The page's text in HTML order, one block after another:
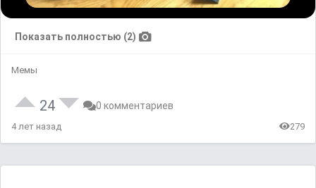
Показать полностью (2)
Мемы
24 0 комментариев
4 лет назад 279